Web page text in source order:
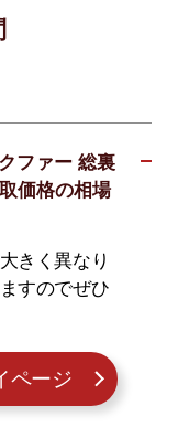
ファー 総裏
価格の相場
きく異なり
すのでぜひ
ページ